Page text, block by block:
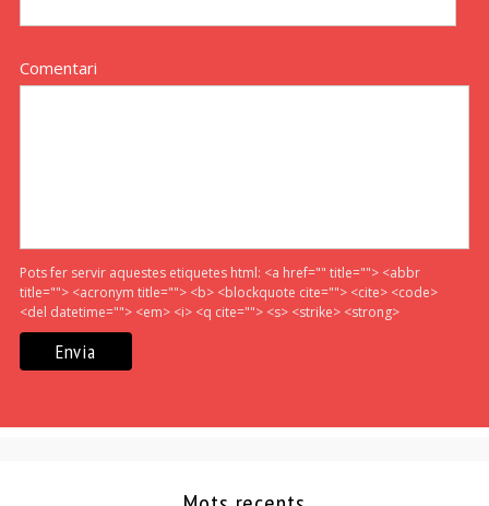
Comentari
Pots fer servir aquestes etiquetes html: <a href="" title=""> <abbr
title=""> <acronym title=""> <b> <blockquote cite=""> <cite> <code>
<del datetime=""> <em> <i> <q cite=""> <s> <strike> <strong>